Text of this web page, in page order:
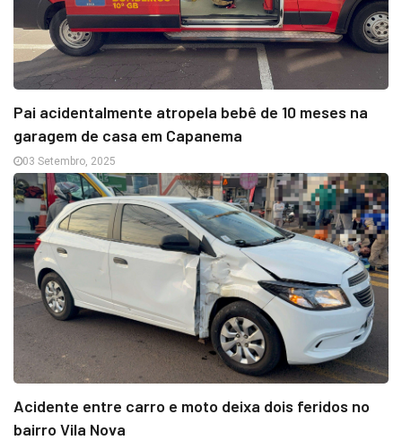
Pai acidentalmente atropela bebê de 10 meses na
garagem de casa em Capanema
03 Setembro, 2025
Acidente entre carro e moto deixa dois feridos no
bairro Vila Nova